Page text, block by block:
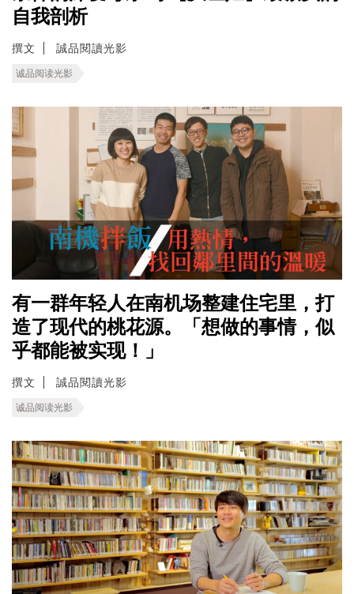
自我剖析
撰文 誠品閱讀光影
诚品阅读光影
有一群年轻人在南机场整建住宅里，打
造了现代的桃花源。「想做的事情，似
乎都能被实现！」
撰文 誠品閱讀光影
诚品阅读光影